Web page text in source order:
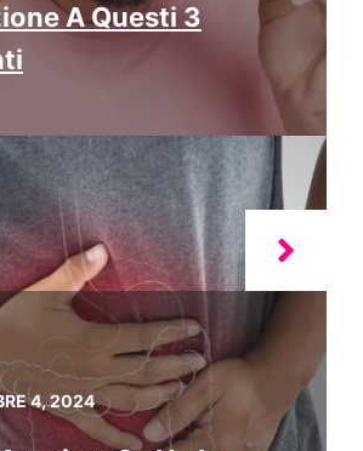
A Questi 3
4, 2024